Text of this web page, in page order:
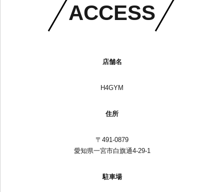
ACCESS
店舗名
H4GYM
住所
〒491-0879
愛知県一宮市白旗通4-29-1
駐車場